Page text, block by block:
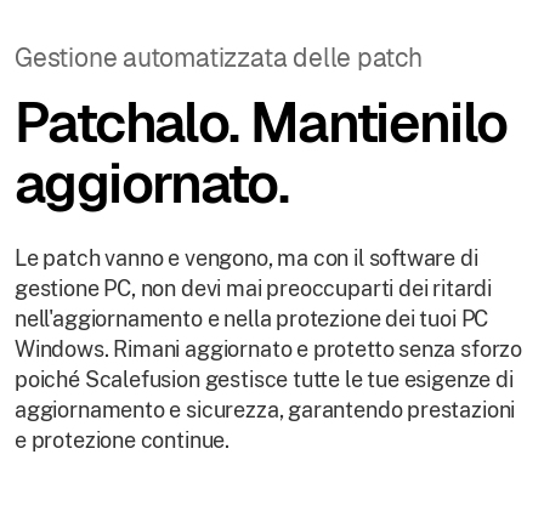
Gestione automatizzata delle patch
Patchalo. Mantienilo
aggiornato.
Le patch vanno e vengono, ma con il software di
gestione PC, non devi mai preoccuparti dei ritardi
nell'aggiornamento e nella protezione dei tuoi PC
Windows. Rimani aggiornato e protetto senza sforzo
poiché Scalefusion gestisce tutte le tue esigenze di
aggiornamento e sicurezza, garantendo prestazioni
e protezione continue.